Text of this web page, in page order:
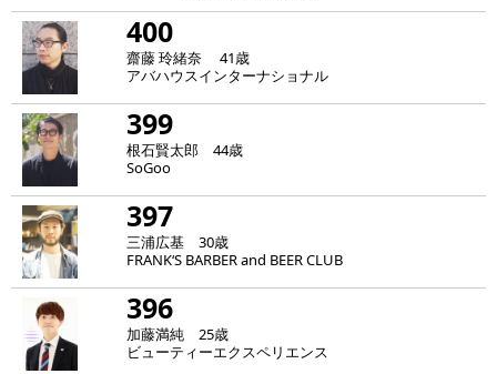
400
齋藤 玲緒奈 41歳
アバハウスインターナショナル
399
根石賢太郎 44歳
SoGoo
397
三浦広基 30歳
FRANK‘S BARBER and BEER CLUB
396
加藤満純 25歳
ビューティーエクスペリエンス